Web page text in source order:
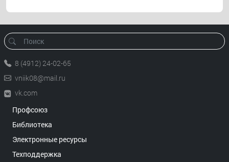
8 (4912) 24-02-65
vniik08@mail.ru
vk.com
Профсоюз
Библиотека
Электронные ресурсы
Техподдержка